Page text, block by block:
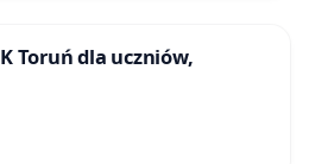
Toruń dla uczniów,